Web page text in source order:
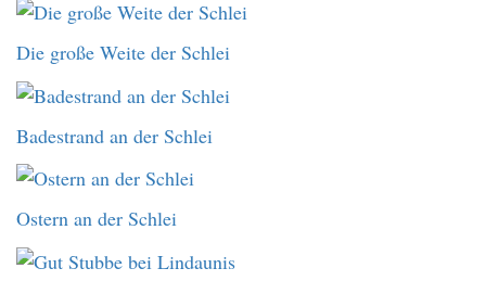
Die große Weite der Schlei
Badestrand an der Schlei
Ostern an der Schlei